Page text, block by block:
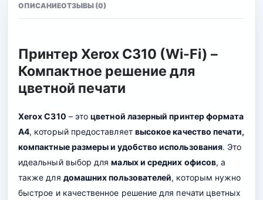
ОПИСАНИЕОТЗЫВЫ (0)
Принтер Xerox C310 (Wi-Fi) –
Компактное решение для
цветной печати
Xerox C310 – этоцветной лазерный принтер формата
A4, который предоставляет высокое качество печати,
компактные размеры и удобство использования. Это
идеальный выбор длямалых и средних офисов, а
также для домашних пользователей, которым нужно
быстрое и качественное решение для печати цветных